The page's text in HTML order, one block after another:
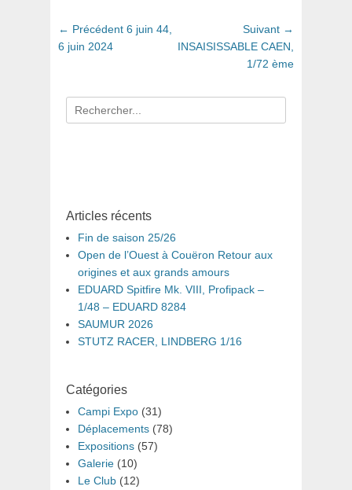
Navigation
de
← Précédent Article
6 juin 44,
6 juin 2024
Suivant →
:
INSAISISSABLE CAEN,
1/72 ème
Recherche
pour
Articles récents
Fin de saison 25/26
Open de l’Ouest à Couëron Retour aux
origines et aux grands amours
EDUARD Spitfire Mk. VIII, Profipack –
1/48 – EDUARD 8284
SAUMUR 2026
STUTZ RACER, LINDBERG 1/16
Catégories
Campi Expo (31)
Déplacements (78)
Expositions (57)
Galerie (10)
Le Club (12)